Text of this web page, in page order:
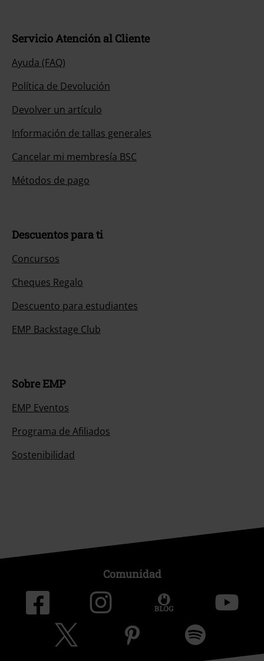
Servicio Atención al Cliente
Ayuda (FAQ)
Política de Devolución
Devolver un artículo
Información de tallas generales
Cancelar mi membresía BSC
Métodos de pago
Descuentos para ti
Concursos
Cheques Regalo
Descuento para estudiantes
EMP Backstage Club
Sobre EMP
EMP Eventos
Programa de Afiliados
Sostenibilidad
Comunidad